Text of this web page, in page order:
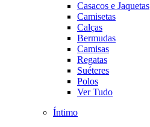
Casacos e Jaquetas
Camisetas
Calças
Bermudas
Camisas
Regatas
Suéteres
Polos
Ver Tudo
Íntimo